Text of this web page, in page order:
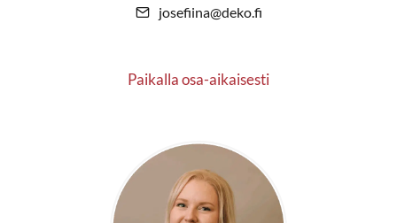
josefiina@deko.fi
Paikalla osa-aikaisesti